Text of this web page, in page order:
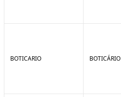
BOTICARIO BOTICÁRIO